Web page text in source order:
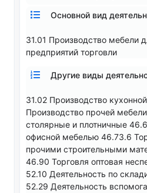
Основной вид
31.01 Производство мебели
предприятий торговли
Другие виды
31.02 Производство
Производство прочей
столярные и плотничные
офисной мебелью 46.73.6
прочими строительными
46.90 Торговля оптовая
52.10 Деятельность по
52.29 Деятельность